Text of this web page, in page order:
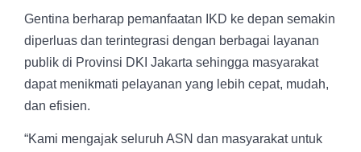
Gentina berharap pemanfaatan IKD ke depan semakin
diperluas dan terintegrasi dengan berbagai layanan
publik di Provinsi DKI Jakarta sehingga masyarakat
dapat menikmati pelayanan yang lebih cepat, mudah,
dan efisien.
“Kami mengajak seluruh ASN dan masyarakat untuk